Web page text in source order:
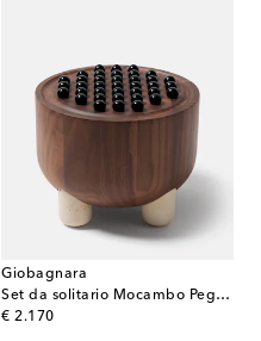
Giobagnara
Set da solitario Mocambo Peg in noce
€ 2.170
original price